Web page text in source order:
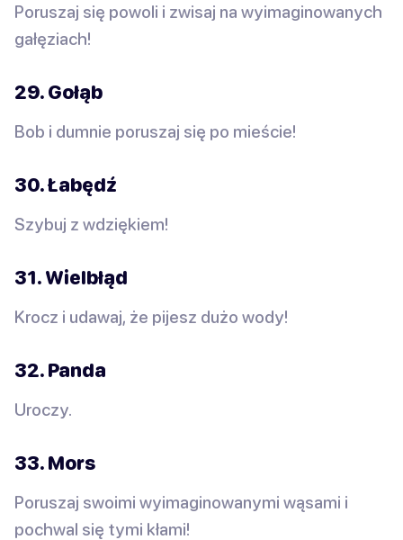
Poruszaj się powoli i zwisaj na wyimaginowanych
gałęziach!
29. Gołąb
Bob i dumnie poruszaj się po mieście!
30. Łabędź
Szybuj z wdziękiem!
31. Wielbłąd
Krocz i udawaj, że pijesz dużo wody!
32. Panda
Uroczy.
33. Mors
Poruszaj swoimi wyimaginowanymi wąsami i
pochwal się tymi kłami!